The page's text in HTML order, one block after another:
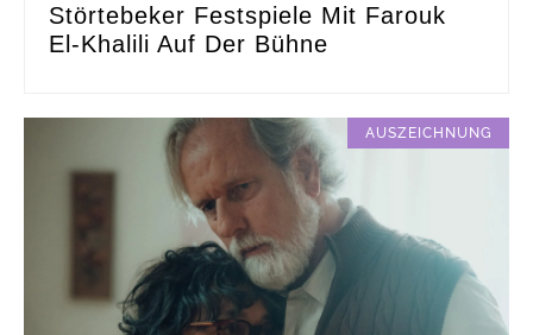
Störtebeker Festspiele Mit Farouk
El-Khalili Auf Der Bühne
AUSZEICHNUNG